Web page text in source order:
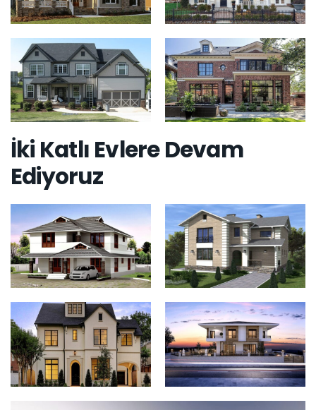
İki Katlı Evlere Devam
Ediyoruz